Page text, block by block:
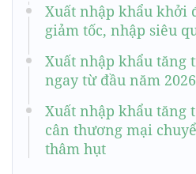
Xuất nhập khẩu khởi
giảm tốc, nhập siêu
Xuất nhập khẩu tăng
ngay từ đầu năm 2026
Xuất nhập khẩu tăng
cân thương mại
thâm hụt